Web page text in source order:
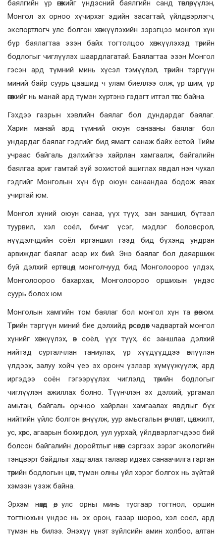
баялгийн үр өгөөжийг үндэсний баялгийн санд төвлөрүүлэн,
Монгол эх орноо хүчирхэг эдийн засагтай, үйлдвэрлэгч,
экспортлогч улс болгон хөгжүүлэхийн зэрэгцээ монгол хүн
бүр баялагтаа эзэн байх тогтолцоо хөгжүүлэхэд төрийн
бодлогыг чиглүүлэх шаардлагатай. Баялагтаа эзэн Монгол
гэсэн ард түмний минь хүсэл тэмүүлэл, төрийн тэргүүн
миний байр суурь цаашид ч улам биеллээ олж, үр шим, үр
өгөөжийг нь манай ард түмэн хүртэнэ гэдэгт итгэл төгс байна.
Гэхдээ газрын хэвлийн баялаг бол дундардаг баялаг.
Харин манай ард түмний оюун санааны баялаг бол
ундардаг баялаг гэдгийг бид ямагт санаж байх ёстой. Тийм
учраас байгаль дэлхийгээ хайрлан хамгаалж, байгалийн
баялгаа ариг гамтай зүй зохистой ашиглах явдал нэн чухал
гэдгийг Монголын хүн бүр оюун санаандаа бодож явах
учиртай юм.
Монгол хүний оюун санаа, үүх түүх, зан заншил, бүтээл
туурвил, хэл соёл, бичиг үсэг, мэдлэг боловсрол,
нүүдэлчдийн соёл иргэншил гээд бид бүхэнд ундран
арвиждаг баялаг асар их бий. Энэ баялаг бол даяаршиж
буй дэлхий ертөнцөд монголчууд бид Монголоороо үлдэх,
Монголоороо бахархах, Монголоороо оршихын үндэс
суурь болох юм.
Монголын хамгийн том баялаг бол монгол хүн та өөрөө юм.
Төрийн тэргүүн миний бие дэлхийд өрсөлдөх чадвартай монгол
хүнийг хөгжүүлэх, өв соёл, үүх түүх, ёс заншлаа дэлхий
нийтэд сурталчлан таниулах, үр хүүдүүддээ өвлүүлэн
үлдээх, залуу хойч үеэ эх оронч үзлээр хүмүүжүүлж, ард
иргэдээ соён гэгээрүүлэх чиглэлд төрийн бодлогыг
чиглүүлэн ажиллах болно. Түүнчлэн эх дэлхий, ургамал
амьтан, байгаль орчноо хайрлан хамгаалах явдлыг бүх
нийтийн үйлс болгон өрнүүлж, уур амьсгалын өөрчлөлт, цөлжилт,
ус, хөрс, агаарын бохирдол, уул уурхай, үйлдвэрлэгчдээс бий
болсон байгалийн доройтлыг нөхөн сэргээх зэрэг экологийн
тэнцвэрт байдлыг хадгалах талаар идэвх санаачилга гарган
төрийн бодлогын цөм, түмэн олны үйл хэрэг болгох нь зүйтэй
хэмээн үзэж байна.
Эрхэм нөхөд өө, улс орны минь тусгаар тогтнол, оршин
тогтнохын үндэс нь эх орон, газар шороо, хэл соёл, ард
түмэн нь билээ. Энэхүү үнэт зүйлсийн амин холбоо, алтан